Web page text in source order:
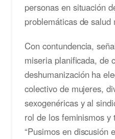
personas en situación
problemáticas de salud
Con contundencia,
miseria planificada, de
deshumanización ha
colectivo de mujeres,
sexogenéricas y al
rol de los feminismos y
“Pusimos en discusión